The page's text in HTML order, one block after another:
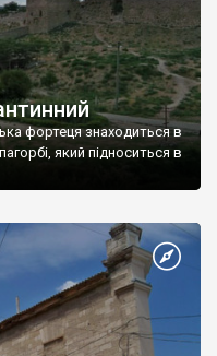
фортеця знаходиться в
який підноситься в